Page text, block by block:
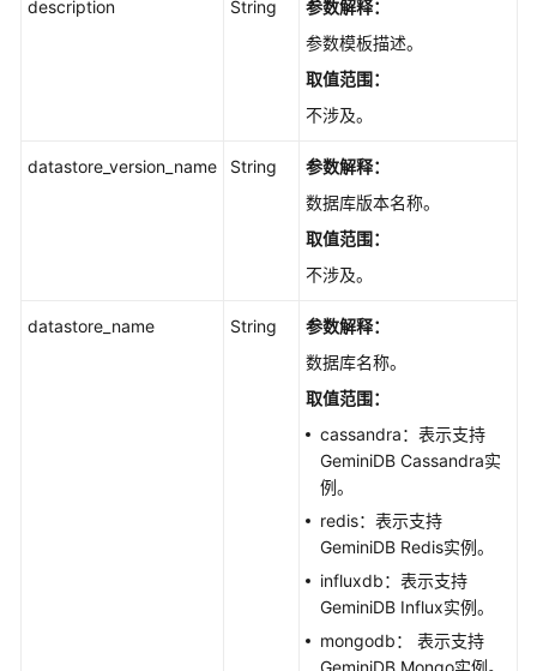
description String
参数解释：
参数模板描述。
取值范围：
不涉及。
datastore_version_name String
参数解释：
数据库版本名称。
取值范围：
不涉及。
datastore_name String
参数解释：
数据库名称。
取值范围：
cassandra：表示支持
GeminiDB Cassandra实
例。
redis：表示支持
GeminiDB Redis实例。
influxdb：表示支持
GeminiDB Influx实例。
mongodb： 表示支持
GeminiDB Mongo实例。